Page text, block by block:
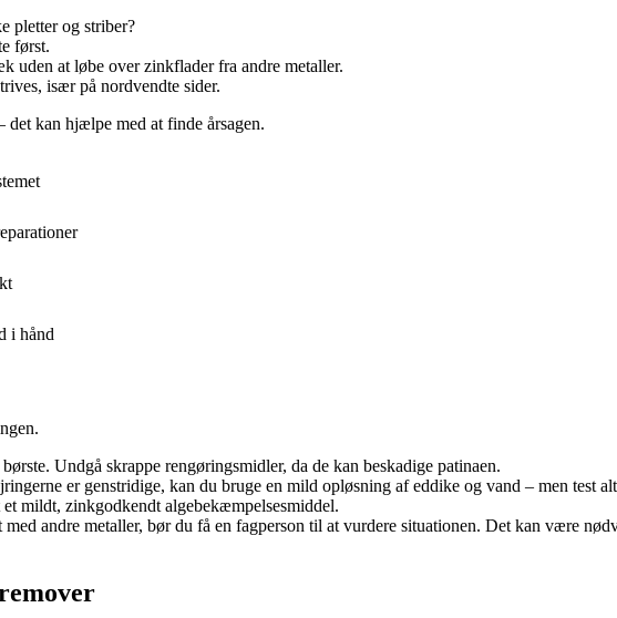
pletter og striber?
først.
uden at løbe over zinkflader fra andre metaller.
især på nordvendte sider.
det kan hjælpe med at finde årsagen.
i hånd
Undgå skrappe rengøringsmidler, da de kan beskadige patinaen.
er genstridige, kan du bruge en mild opløsning af eddike og vand – men test
mildt, zinkgodkendt algebekæmpelsesmiddel.
andre metaller, bør du få en fagperson til at vurdere situationen. Det kan være